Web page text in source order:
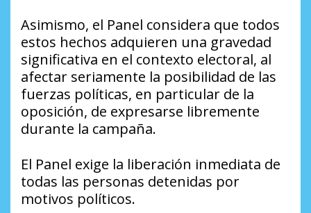
Asimismo, el Panel considera que todos
estos hechos adquieren una gravedad
significativa en el contexto electoral, al
afectar seriamente la posibilidad de las
fuerzas políticas, en particular de la
oposición, de expresarse libremente
durante la campaña.
El Panel exige la liberación inmediata de
todas las personas detenidas por
motivos políticos.